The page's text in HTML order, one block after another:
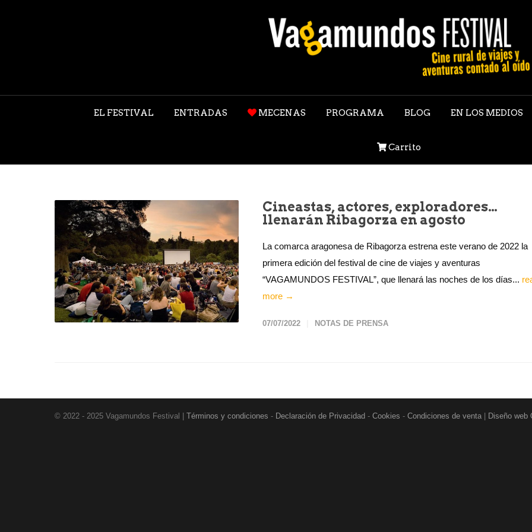
EL FESTIVAL ENTRADAS MECENAS PROGRAMA BLOG EN LOS MEDIOS
Carrito
Cineastas, actores, exploradores…
llenarán Ribagorza en agosto
La comarca aragonesa de Ribagorza estrena este verano de 2022 la
primera edición del festival de cine de viajes y aventuras
“VAGAMUNDOS FESTIVAL”, que llenará las noches de los días...
more →
07/07/2022 NOTAS DE PRENSA
© 2022 - 2025 Vagamundos Festival | Términos y condiciones - Declaración de Privacidad - Cookies - Condiciones de venta Diseño web